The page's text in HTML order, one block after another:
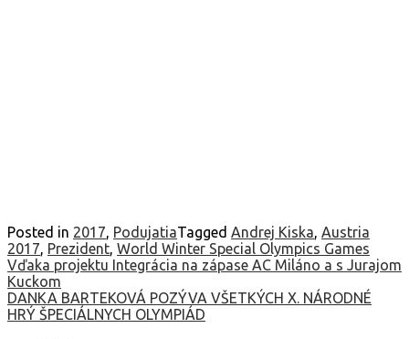
Posted in 2017, PodujatiaTagged Andrej Kiska, Austria
2017, Prezident, World Winter Special Olympics Games
Navigácia
v
článku
Vďaka projektu Integrácia na zápase AC Miláno a s Jurajom
Kuckom
DANKA BARTEKOVÁ POZÝVA VŠETKÝCH X. NÁRODNÉ
HRÝ ŠPECIÁLNYCH OLYMPIÁD